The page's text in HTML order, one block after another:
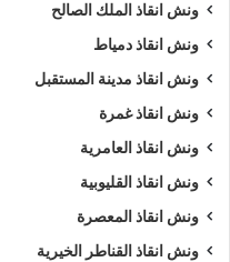
ونش انقاذ الملك الصالح
ونش انقاذ دمياط
ونش انقاذ مدينة المستقبل
ونش انقاذ غمرة
ونش انقاذ العامرية
ونش انقاذ القليوبية
ونش انقاذ المعصرة
ونش انقاذ القناطر الخيرية